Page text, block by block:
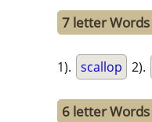
7 letter
1). scallop 2).
6 letter